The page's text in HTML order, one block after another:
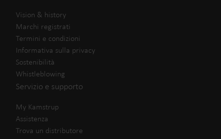
Vision & history
Marchi registrati
Termini e condizioni
Informativa sulla privacy
Sostenibilità
Whistleblowing
Servizio e supporto
My Kamstrup
Assistenza
Trova un distributore